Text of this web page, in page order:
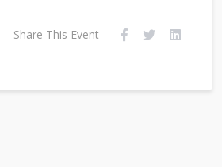
Share This Event